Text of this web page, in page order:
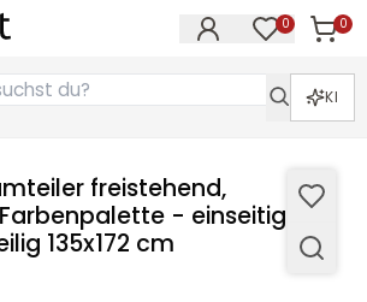
0 0
KI
freistehend,
- einseitig
135x172 cm